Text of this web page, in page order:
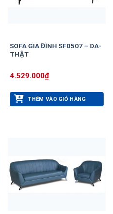
SOFA GIA ĐÌNH SFD507 – DA-
THẬT
4.529.000₫
THÊM VÀO GIỎ HÀNG